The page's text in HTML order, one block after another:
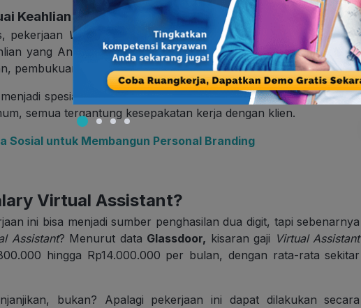
Keahlian
pekerjaan Virtual Assistantbisa mencakup tugas lain tergantung
yang Anda miliki. Misalnya, ada VA yang fokus di manajemen
pembukuan, ataudigital marketing.
spesialis di satu bidang tertentu, atau mengambil beberapa
semua tergantung kesepakatan kerja dengan klien.
Sosial untuk Membangun Personal Branding
Virtual Assistant?
ini bisa menjadi sumber penghasilan dua digit, tapi sebenarnya
Assistant? Menurut data Glassdoor, kisaran gaji Virtual Assistant
hingga Rp14.000.000 per bulan, dengan rata-rata sekitar
bukan? Apalagi pekerjaan ini dapat dilakukan secara